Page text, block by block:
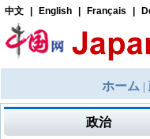
政治